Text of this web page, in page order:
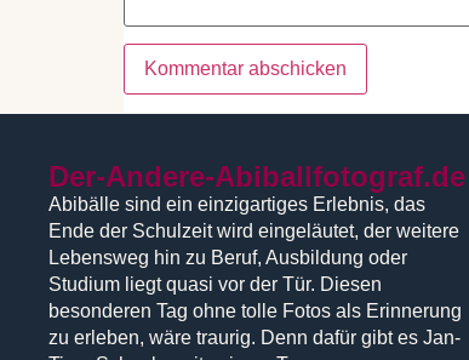
Der-Andere-Abiballfotograf.de
Abibälle sind ein einzigartiges Erlebnis, das
Ende der Schulzeit wird eingeläutet, der weitere
Lebensweg hin zu Beruf, Ausbildung oder
Studium liegt quasi vor der Tür. Diesen
besonderen Tag ohne tolle Fotos als Erinnerung
zu erleben, wäre traurig. Denn dafür gibt es Jan-